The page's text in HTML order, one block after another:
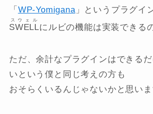
「 WP-Yomigana」というプラグイ
SWELL
スウェル
にルビの機能は実装できる
ただ、余計なプラグインはできる
いという僕と同じ考えの方も
おそらくいるんじゃないかと思いま